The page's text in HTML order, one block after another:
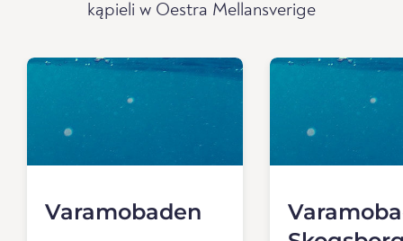
kąpieli w Oestra Mellansverige
Varamobaden